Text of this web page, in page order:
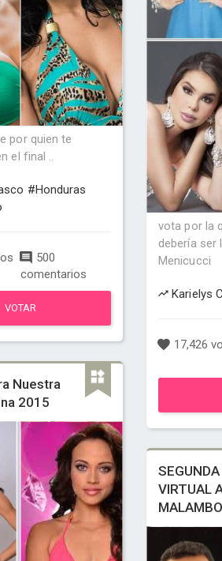
por quien te
el final ..
#Honduras
500
comentarios
VOTAR
Nuestra
2015
vota por la
debería ser
Menicucci
Karielys
17,426
VIRTUAL
MALAMBO